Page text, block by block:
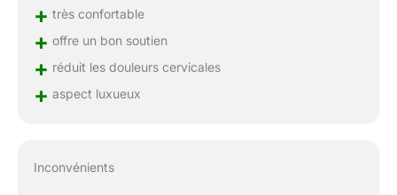
+ très confortable
+ offre un bon soutien
+ réduit les douleurs cervicales
+ aspect luxueux
Inconvénients